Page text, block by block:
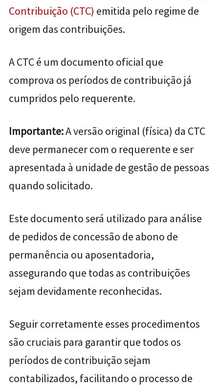
Contribuição (CTC) emitida pelo regime de
origem das contribuições.
A CTC é um documento oficial que
comprova os períodos de contribuição já
cumpridos pelo requerente.
Importante:A versão original (física) da CTC
deve permanecer com o requerente e ser
apresentada à unidade de gestão de pessoas
quando solicitado.
Este documento será utilizado para análise
de pedidos de concessão de abono de
permanência ou aposentadoria,
assegurando que todas as contribuições
sejam devidamente reconhecidas.
Seguir corretamente esses procedimentos
são cruciais para garantir que todos os
períodos de contribuição sejam
contabilizados, facilitando o processo de